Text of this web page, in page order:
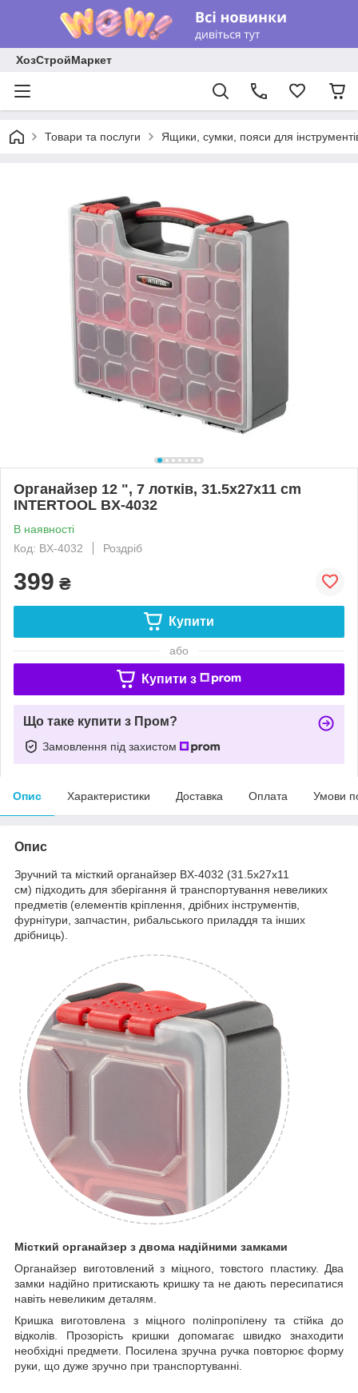
ХозСтройМаркет
Товари та послуги Ящики, сумки, пояси для
Органайзер 12 ", 7 лотків, 31.5х27х11 cm
INTERTOOL BX-4032
В наявності
Код: BX-4032
Роздріб
399 ₴
Купити
або
Купити з
Що таке купити з Пром?
Замовлення під захистом
Опис Характеристики Доставка Оплата Умови
Опис
Зручний та місткий органайзер BX-4032 (31.5х27х11
см) підходить для зберігання й транспортування невеликих
предметів (елементів кріплення, дрібних інструментів,
фурнітури, запчастин, рибальського приладдя та інших
дрібниць).
Місткий органайзер з двома надійними замками
Органайзер виготовлений з міцного, товстого пластику. Два
замки надійно притискають кришку та не дають пересипатися
навіть невеликим деталям.
Кришка виготовлена з міцного поліпропілену та стійка до
відколів. Прозорість кришки допомагає швидко знаходити
необхідні предмети. Посилена зручна ручка повторює форму
руки, що дуже зручно при транспортуванні.